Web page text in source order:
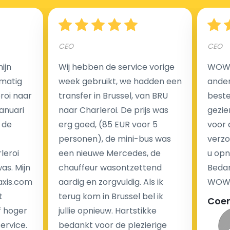
Hoeveel kost een luchthaven taxi transfer?
Een van de meest aantrekkelijke voordelen van
luchthaventaxi's is een vast tarief voor uw rit. In
tegenstelling tot traditionele taxi's met taxameter
brengen wij u geen extra kosten in rekening voor de
nachtrit.
We hebben geen ophaaltarief of extra kosten voor
wachttijd als uw vlucht vertraging heeft.
Kijk op onze website voor meer informatie over uw
transferkosten. Ons boekingsformulier bevat alle
mogelijke extra's die u kunt kiezen en de prijs die u
krijgt is transparant voor een passagier en een
naar
Mijn
hoger
CEO
Wij hebben de service vorige
week gebruikt, we hadden een
transfer in Brussel, van BRU
naar Charleroi. De prijs was
erg goed, (85 EUR voor 5
personen), de mini-bus was
een nieuwe Mercedes, de
chauffeur wasontzettend
aardig en zorgvuldig. Als ik
terug kom in Brussel bel ik
jullie opnieuw. Hartstikke
bedankt voor de plezierige
CEO
voor
u